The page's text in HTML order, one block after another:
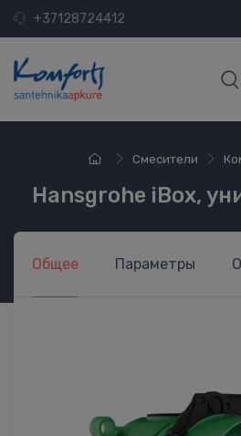
+37128724412
Смесители
Hansgrohe iВox,
Общее Параметры